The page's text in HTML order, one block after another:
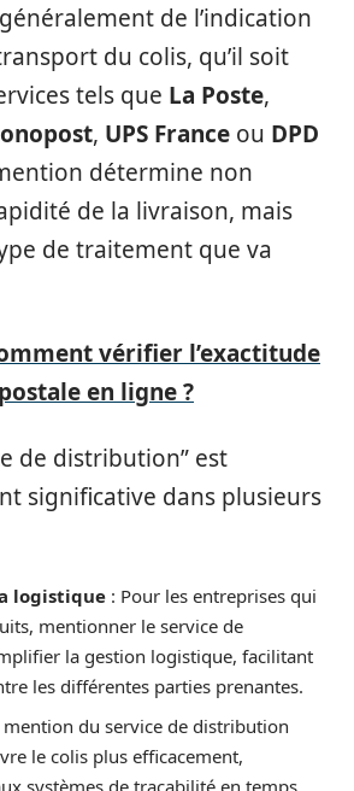
de l’indication
du colis, qu’il soit
tels que La Poste,
, UPS France ou DPD
détermine non
de la livraison, mais
de traitement que va
vérifier l’exactitude
en ligne ?
de distribution” est
significative dans plusieurs
logistique : Pour les entreprises qui
mentionner le service de
la gestion logistique, facilitant
les différentes parties prenantes.
mention du service de distribution
le colis plus efficacement,
systèmes de traçabilité en temps